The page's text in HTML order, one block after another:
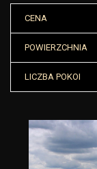
CENA
POWIERZCHNIA
LICZBA POKOI